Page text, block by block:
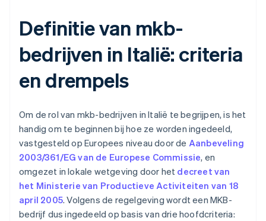
Definitie van mkb-
bedrijven in Italië: criteria
en drempels
Om de rol van mkb-bedrijven in Italië te begrijpen, is het
handig om te beginnen bij hoe ze worden ingedeeld,
vastgesteld op Europees niveau door de Aanbeveling
2003/361/EG van de Europese Commissie, en
omgezet in lokale wetgeving door het decreet van
het Ministerie van Productieve Activiteiten van 18
april 2005. Volgens de regelgeving wordt een MKB-
bedrijf dus ingedeeld op basis van drie hoofdcriteria: